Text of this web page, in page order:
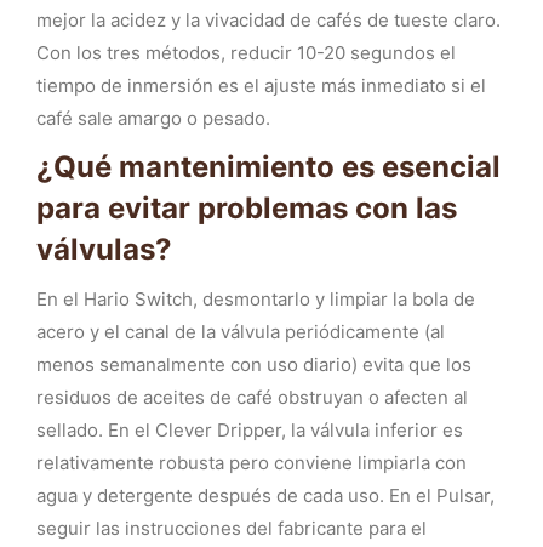
mejor la acidez y la vivacidad de cafés de tueste claro.
Con los tres métodos, reducir 10-20 segundos el
tiempo de inmersión es el ajuste más inmediato si el
café sale amargo o pesado.
¿Qué mantenimiento es esencial
para evitar problemas con las
válvulas?
En el Hario Switch, desmontarlo y limpiar la bola de
acero y el canal de la válvula periódicamente (al
menos semanalmente con uso diario) evita que los
residuos de aceites de café obstruyan o afecten al
sellado. En el Clever Dripper, la válvula inferior es
relativamente robusta pero conviene limpiarla con
agua y detergente después de cada uso. En el Pulsar,
seguir las instrucciones del fabricante para el